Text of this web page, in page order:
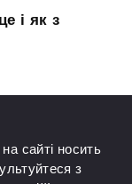
і як з
сайті носить
з